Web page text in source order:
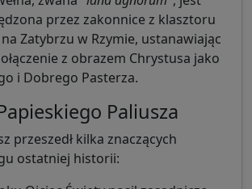
przez zakonnice z klasztoru
Zatybrzu w Rzymie, ustanawiając
z obrazem Chrystusa jako
i Dobrego Pasterza.
Paliusza
przeszedł kilka znaczących
ostatniej historii: